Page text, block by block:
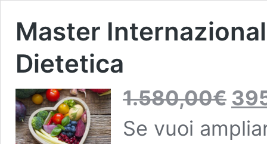
Master
Dietetica
1.580,00€ prezzo
era:
Se vuoi